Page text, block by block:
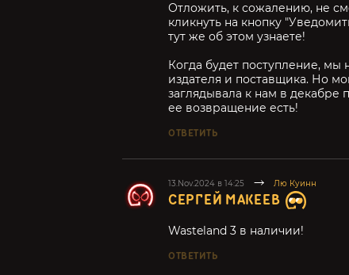
Отложить, к сожалению, не
кликнуть на кнопку
тут же об этом узнаете!
Когда будет поступление, мы
издателя и поставщика. Но
заглядывала к нам в декабре
ее возвращение есть!
ОТВЕТИТЬ
13.Nov.2024 в 14:25 Лю Куинн
СЕРГЕЙ МАКЕЕВ
Wasteland 3 в наличии!
ОТВЕТИТЬ